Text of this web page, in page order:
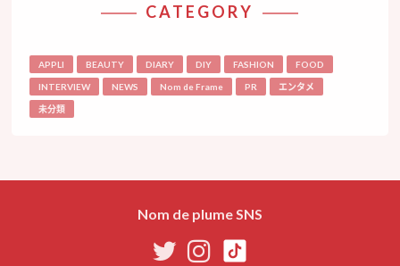
CATEGORY
APPLI BEAUTY DIARY DIY FASHION FOOD
INTERVIEW NEWS Nom de Frame PR エンタメ
未分類
Nom de plume SNS